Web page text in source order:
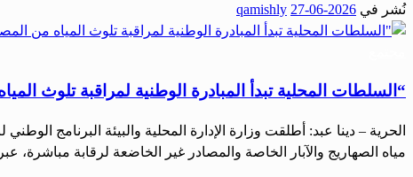
Share
نُشر في 2026-06-27
qamishly
“السلطات المحلية تبدأ المبادرة الوطنية لمراقبة تلوث
الحرية – دينا عبد: أطلقت وزارة الإدارة المحلية والبيئة البرنامج
مياه الصهاريج والآبار الخاصة والمصادر غير الخاضعة لرقابة مباشرة،